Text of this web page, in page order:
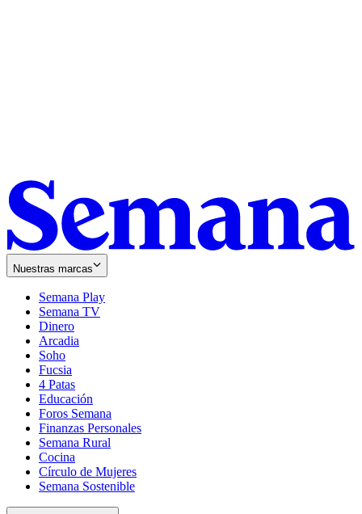
Nuestras marcas
Semana Play
Semana TV
Dinero
Arcadia
Soho
in
new
window
Fucsia
in
new
window
4 Patas
Educación
Foros Semana
Finanzas Personales
Semana Rural
Cocina
Círculo de Mujeres
Semana Sostenible